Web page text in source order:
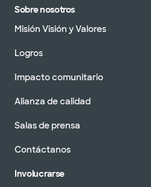
Sobre nosotros
Misión Visión y Valores
Logros
Impacto comunitario
Alianza de calidad
Salas de prensa
Contáctanos
Involucrarse